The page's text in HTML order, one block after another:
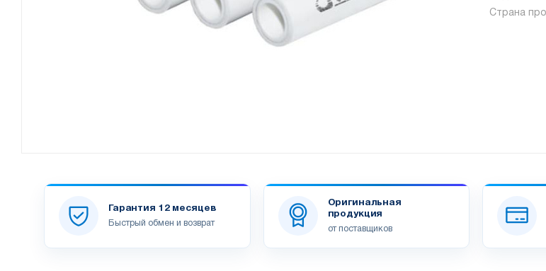
Страна
Гарантия 12 месяцев
Быстрый обмен и возврат
Оригинальная
продукция
от поставщиков